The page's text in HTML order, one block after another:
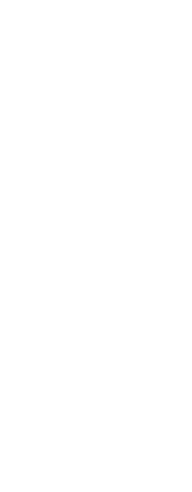
as able-bodied as
And Answers
time abounding